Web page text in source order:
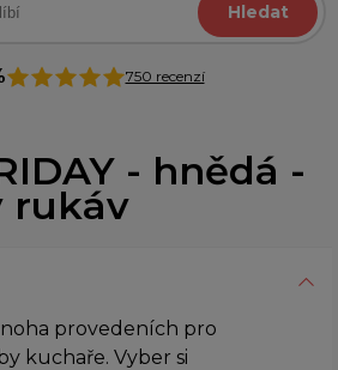
Hledat
750 recenzí
- hnědá -
rukáv
provedeních pro
kuchaře. Vyber si